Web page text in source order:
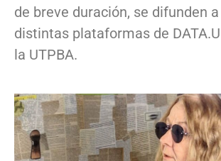
de breve duración, se difunden
distintas plataformas de
la UTPBA.